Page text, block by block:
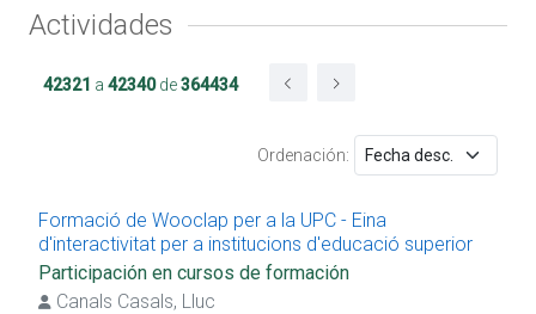
Autoría de capítulo de catálogo de exposición
Website
Proyecto Final de Máster Oficial
Proyecto/Trabajo final de carrera
Estancia en centro RDI
Proyecto final de máster UPC
Trabajo de proyecto
Participación en cursos de formación
Impartición de cursos de formación
Actividades
42321 a 42340de364434
Ordenación:
Formació de Wooclap per a la UPC - Eina
d'interactivitat per a institucions d'educació superior
Participación en cursos de formación
Canals Casals, Lluc